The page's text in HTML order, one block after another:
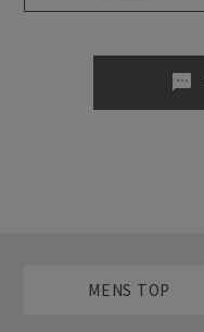
sms
MENS TOP